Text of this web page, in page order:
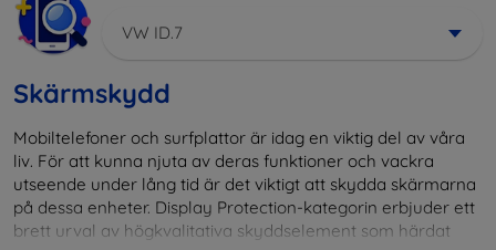
VW ID.7
Skärmskydd
Mobiltelefoner och surfplattor är idag en viktig del av våra
liv. För att kunna njuta av deras funktioner och vackra
utseende under lång tid är det viktigt att skydda skärmarna
på dessa enheter. Display Protection-kategorin erbjuder ett
brett urval av högkvalitativa skyddselement som härdat